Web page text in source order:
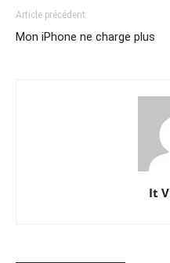
Article précédent
Mon iPhone ne charge plus
It